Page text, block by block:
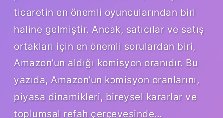
ticaretin en önemli oyuncularından biri
haline gelmiştir. Ancak, satıcılar ve satış
ortakları için en önemli sorulardan biri,
Amazon’un aldığı komisyon oranıdır. Bu
yazıda, Amazon’un komisyon oranlarını,
piyasa dinamikleri, bireysel kararlar ve
toplumsal refah çerçevesinde…